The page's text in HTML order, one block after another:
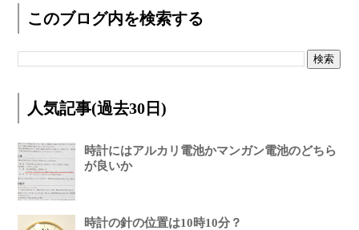
このブログ内を検索する
人気記事(過去30日)
時計にはアルカリ電池かマンガン電池のどちら
が良いか
時計の針の位置は10時10分？